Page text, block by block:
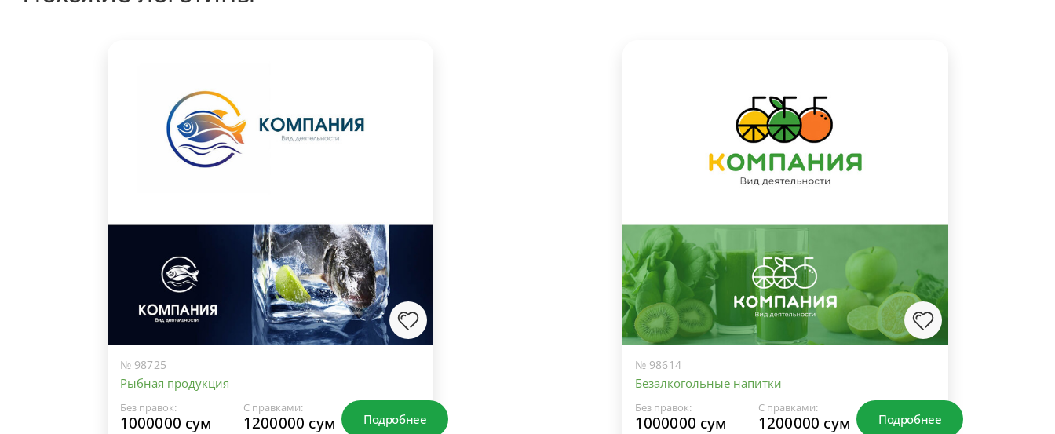
№ 98725
Рыбная продукция
Без правок:
1000000 сум
С правками:
1200000 сум Подробнее
№ 98614
Безалкогольные напитки
Без правок:
1000000 сум
С правками:
1200000 сум Подробнее